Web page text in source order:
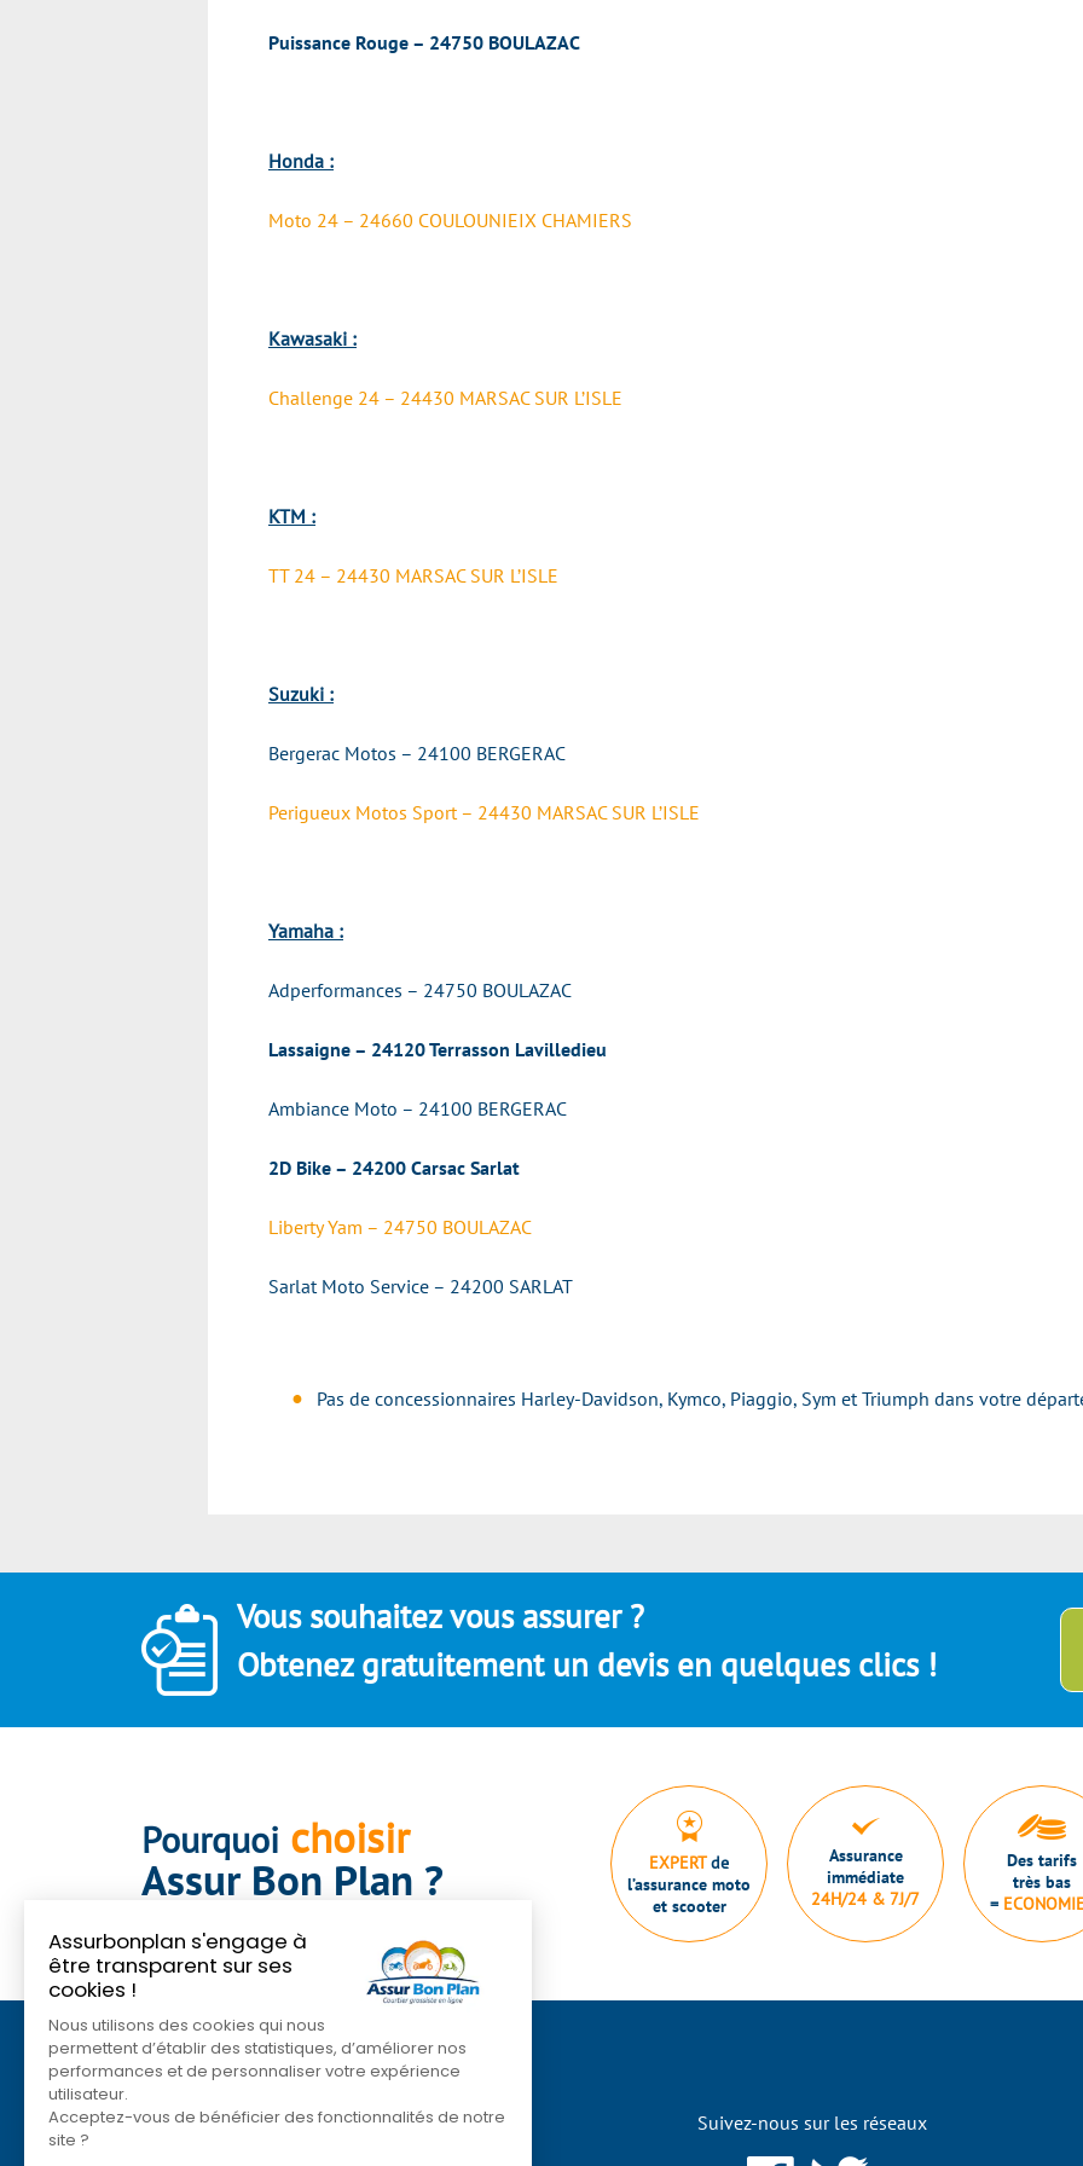
Assurbonplan s'engage à
être transparent sur ses
cookies !
Nous utilisons des cookies qui nous
permettent d’établir des statistiques, d’améliorer nos
performances et de personnaliser votre expérience
utilisateur.
Acceptez-vous de bénéficier des fonctionnalités de notre
site ?
Puissance Rouge – 24750 BOULAZAC
Honda :
Moto 24 – 24660 COULOUNIEIX CHAMIERS
Kawasaki :
Challenge 24 – 24430 MARSAC SUR L’ISLE
KTM :
TT 24 – 24430 MARSAC SUR L’ISLE
Suzuki :
Bergerac Motos – 24100 BERGERAC
Perigueux Motos Sport – 24430 MARSAC SUR L’ISLE
Yamaha :
Adperformances – 24750 BOULAZAC
Lassaigne – 24120 Terrasson Lavilledieu
Ambiance Moto – 24100 BERGERAC
2D Bike – 24200 Carsac Sarlat
Liberty Yam – 24750 BOULAZAC
Sarlat Moto Service – 24200 SARLAT
Pas de concessionnaires Harley-Davidson, Kymco, Piaggio, Sym et Triumph dans votre
Vous souhaitez vous assurer ?
Obtenez gratuitement un devis en quelques clics !
Pourquoi choisir
Assur Bon Plan ? EXPERTde
l’assurance moto
et scooter
Assurance
immédiate
24H/24 & 7J/7
Des tarifs
très bas
=
Qui sommes nous ?
Nous contacter
Suivez-nous sur les réseaux